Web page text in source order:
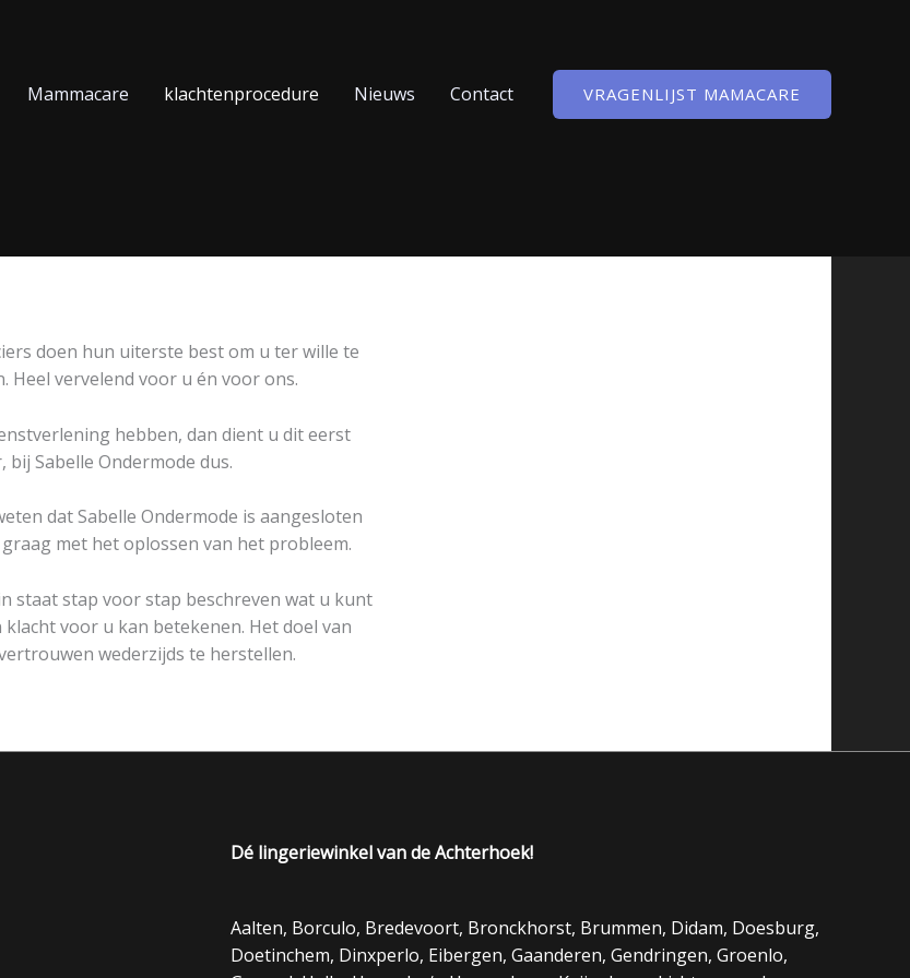
Mammacare klachtenprocedure Nieuws Contact VRAGENLIJST MAMACARE
doen hun uiterste best om u ter wille te
Heel vervelend voor u én voor ons.
hebben, dan dient u dit eerst
Sabelle Ondermode dus.
dat Sabelle Ondermode is aangesloten
met het oplossen van het probleem.
staat stap voor stap beschreven wat u kunt
voor u kan betekenen. Het doel van
wederzijds te herstellen.
Dé lingeriewinkel van de Achterhoek!
Aalten, Borculo, Bredevoort, Bronckhorst, Brummen, Didam, Doesburg,
Doetinchem, Dinxperlo, Eibergen, Gaanderen, Gendringen, Groenlo,